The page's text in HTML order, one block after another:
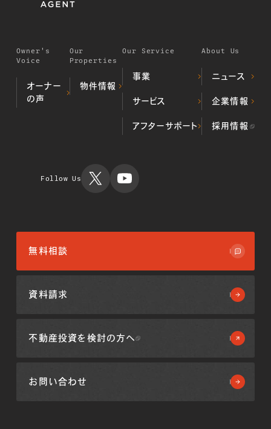
Owner's
Voice
オーナー
の声
Our
Properties
物件情報
Our Service
事業
デベロッパー事業
プロパティマネジメ
サービス
ALL顔認証マン
アフターサポート
About Us
ニュース
企業情報
当社の歩み
採用情報
Follow Us
無料相談
資料請求
不動産投資を 検討の方へ
お問い合わせ